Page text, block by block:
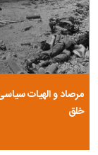
مرصاد و الهیات
خلق